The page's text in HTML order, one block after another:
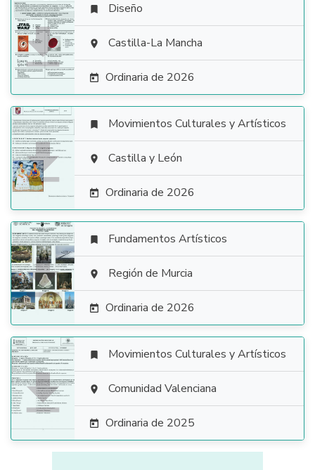

 Diseño
 Castilla-La Mancha
 Ordinaria de 2026

 Movimientos Culturales y Artísticos
 Castilla y León
 Ordinaria de 2026

 Fundamentos Artísticos
 Región de Murcia
 Ordinaria de 2026

 Movimientos Culturales y Artísticos
 Comunidad Valenciana
 Ordinaria de 2025